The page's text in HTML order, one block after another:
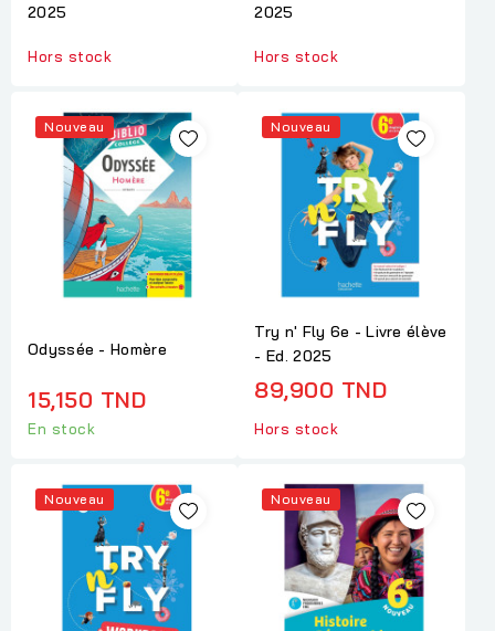
2025
Hors stock
2025
Hors stock
Nouveau
Odyssée - Homère
15,150 TND
En stock
Nouveau
Try n' Fly 6e - Livre élève
- Ed. 2025
89,900 TND
Hors stock
Nouveau Nouveau